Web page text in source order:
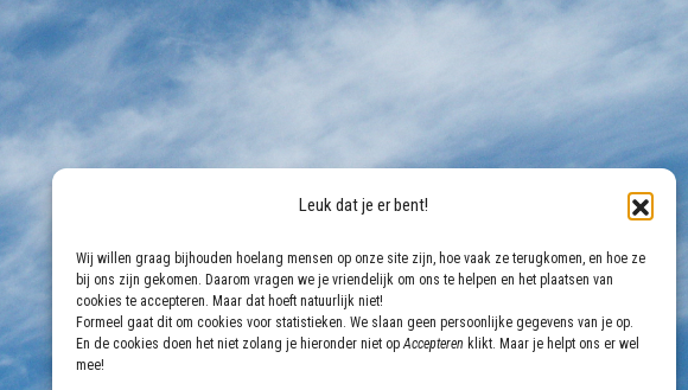
Leuk dat je er bent!
Wij willen graag bijhouden hoelang mensen op onze site zijn, hoe vaak ze terugkomen, en hoe ze
bij ons zijn gekomen. Daarom vragen we je vriendelijk om ons te helpen en het plaatsen van
cookies te accepteren. Maar dat hoeft natuurlijk niet!
Formeel gaat dit om cookies voor statistieken. We slaan geen persoonlijke gegevens van je op.
En de cookies doen het niet zolang je hieronder niet opAccepteren klikt. Maar je helpt ons er wel
mee!